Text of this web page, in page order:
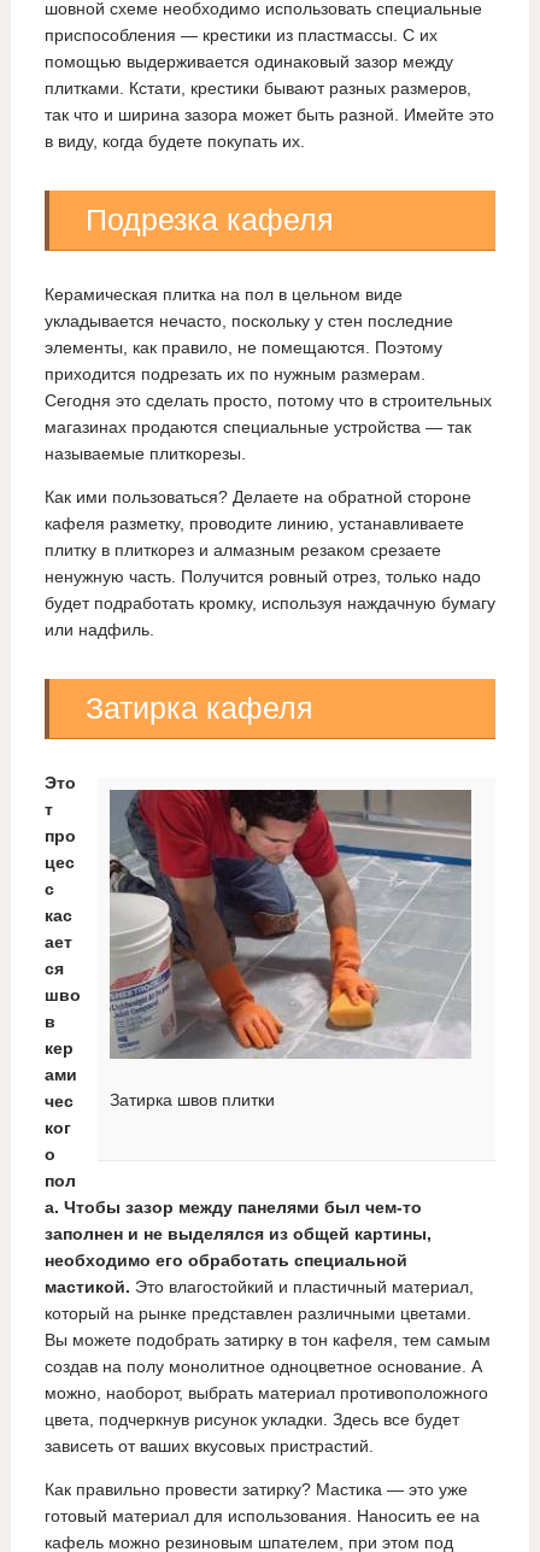
шовной схеме необходимо использовать специальные
приспособления — крестики из пластмассы. С их
помощью выдерживается одинаковый зазор между
плитками. Кстати, крестики бывают разных размеров,
так что и ширина зазора может быть разной. Имейте это
в виду, когда будете покупать их.
Подрезка кафеля
Керамическая плитка на пол в цельном виде
укладывается нечасто, поскольку у стен последние
элементы, как правило, не помещаются. Поэтому
приходится подрезать их по нужным размерам.
Сегодня это сделать просто, потому что в строительных
магазинах продаются специальные устройства — так
называемые плиткорезы.
Как ими пользоваться? Делаете на обратной стороне
кафеля разметку, проводите линию, устанавливаете
плитку в плиткорез и алмазным резаком срезаете
ненужную часть. Получится ровный отрез, только надо
будет подработать кромку, используя наждачную бумагу
или надфиль.
Затирка кафеля
Затирка швов плитки
Это
т
про
цес
с
кас
ает
ся
шво
в
кер
ами
чес
ког
о
пол
а. Чтобы зазор между панелями был чем-то
заполнен и не выделялся из общей картины,
необходимо его обработать специальной
мастикой. Это влагостойкий и пластичный материал,
который на рынке представлен различными цветами.
Вы можете подобрать затирку в тон кафеля, тем самым
создав на полу монолитное одноцветное основание. А
можно, наоборот, выбрать материал противоположного
цвета, подчеркнув рисунок укладки. Здесь все будет
зависеть от ваших вкусовых пристрастий.
Как правильно провести затирку? Мастика — это уже
готовый материал для использования. Наносить ее на
кафель можно резиновым шпателем, при этом под